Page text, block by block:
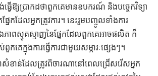
ធ្វើឱ្យប្រាកដថាពួកគេមានឧបករណ៍ និងបច្ចេកវិទ្យា
កដែលអ្នកត្រូវការ។ នេះរួមបញ្ចូលទាំងការ
ពស្មុគស្មាញនៃផ្នែកដែលពួកគេអាចផលិត ក៏
គេក្នុងការធ្វើការជាមួយសម្ភារៈផ្សេងៗ។
សំខាន់ដែលត្រូវពិចារណានៅពេលជ្រើសរើសអ្នក